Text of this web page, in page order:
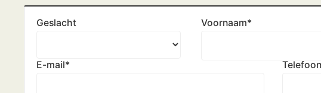
Geslacht Voornaam*
E-mail* Telefoon